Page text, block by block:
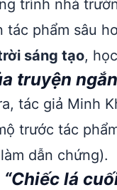
trình nhà
phẩm sâu
sáng tạo,
truyện
tác giả Minh
trước tác
dẫn chứng).
lá